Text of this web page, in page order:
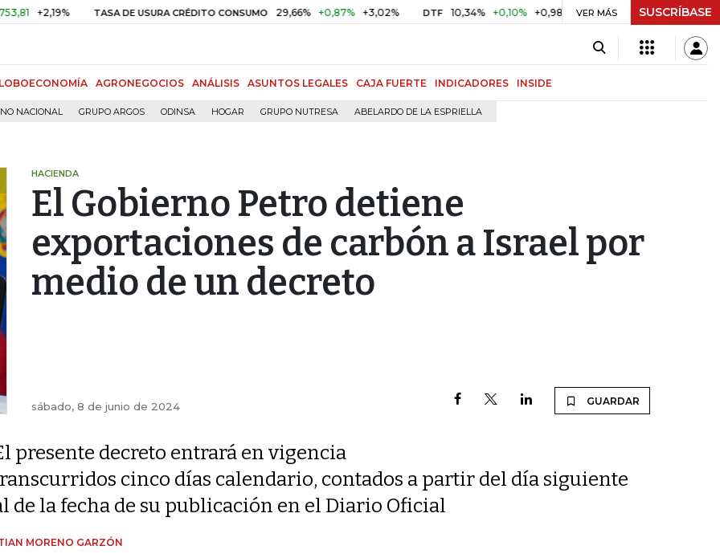
TASA DE USURA CRÉDITO CONSUMO 29,66% +0,87% +3,02% DTF 10,34% +0,10% +0,98% UVR $ 416,91 +$ 0,05 +0,01%
VER MÁS SUSCRÍBASE
AGRONEGOCIOS ANÁLISIS ASUNTOS LEGALES CAJA FUERTE INDICADORES INSIDE
NACIONAL GRUPO ARGOS ODINSA HOGAR GRUPO NUTRESA ABELARDO DE LA ESPRIELLA
HACIENDA
El Gobierno Petro detiene
exportaciones de carbón a Israel por
medio de un decreto
sábado, 8 de junio de 2024 GUARDAR
presente decreto entrará en vigencia
cinco días calendario, contados a partir del día siguiente
de la fecha de su publicación en el Diario Oficial
MORENO GARZÓN